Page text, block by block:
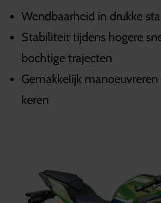
Wendbaarheid in drukke
Stabiliteit tijdens hogere
bochtige trajecten
Gemakkelijk
keren